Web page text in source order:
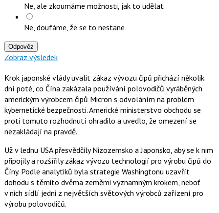
Ne, ale zkoumáme možnosti, jak to udělat
Ne, doufáme, že se to nestane
Odpověz
Zobraz výsledek
Krok japonské vlády uvalit zákaz vývozu čipů přichází několik
dní poté, co Čína zakázala používání polovodičů vyráběných
americkým výrobcem čipů Micron s odvoláním na problém
kybernetické bezpečnosti. Americké ministerstvo obchodu se
proti tomuto rozhodnutí ohradilo a uvedlo, že omezení se
nezakládají na pravdě.
Už v lednu USA přesvědčily Nizozemsko a Japonsko, aby se k nim
připojily a rozšířily zákaz vývozu technologií pro výrobu čipů do
Číny. Podle analytiků byla strategie Washingtonu uzavřít
dohodu s těmito dvěma zeměmi významným krokem, neboť
v nich sídlí jedni z největších světových výrobců zařízení pro
výrobu polovodičů.